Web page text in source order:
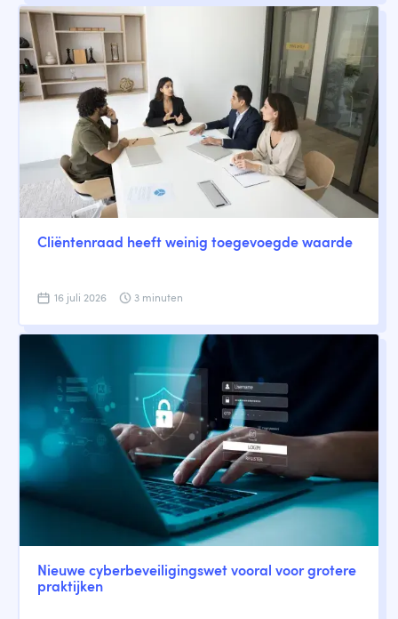
Cliëntenraad heeft weinig toegevoegde waarde
16 juli 2026 3 minuten
Nieuwe cyberbeveiligingswet vooral voor grotere
praktijken